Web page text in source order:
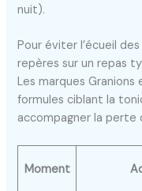
nuit).
Pour éviter l’écueil
repères sur un repas
Les marques
formules ciblant la
accompagner la perte
Moment